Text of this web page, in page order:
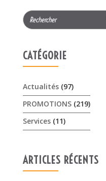
PROMOTIONS
𝟏𝟓% 𝐝𝐞
3 août 2026
Offres